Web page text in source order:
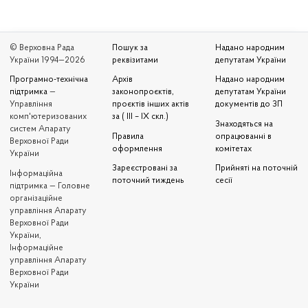
© Верховна Рада
України 1994—2026
Програмно-технічна
підтримка —
Управління
комп'ютеризованих
систем Апарату
Верховної Ради
України
Iнформаційна
підтримка — Головне
організаційне
управління Апарату
Верховної Ради
України,
Інформаційне
управління Апарату
Верховної Ради
України
Пошук за
реквізитами
Архів
законопроєктів,
проєктів інших актів
за ( III – IX скл.)
Правила
оформлення
Зареєстровані за
поточний тиждень
Надано народним
депутатам України
Надано народним
депутатам України
документів до ЗП
Знаходяться на
опрацюванні в
комітетах
Прийняті на поточній
сесії